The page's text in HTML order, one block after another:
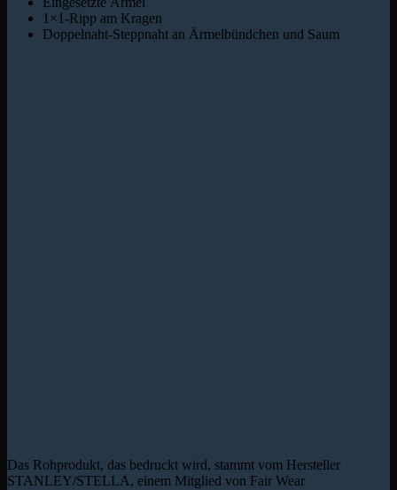
1×1-Ripp am Kragen
Doppelnaht-Steppnaht an Ärmelbündchen und Saum
Das Rohprodukt, das bedruckt wird, stammt vom Hersteller
STANLEY/STELLA, einem Mitglied von Fair Wear